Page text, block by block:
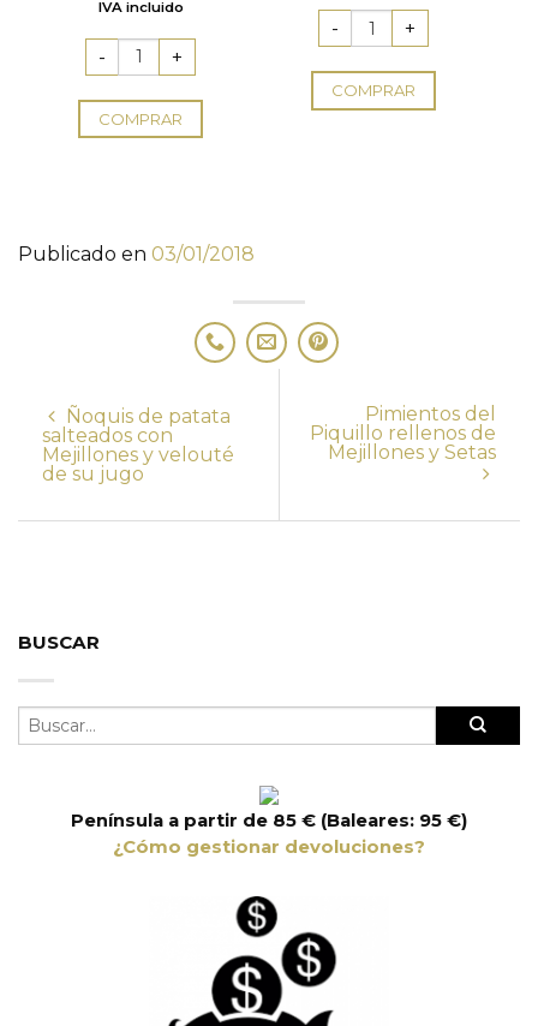
5
IVA incluido
COMPRAR
COMPRAR
Publicado en 03/01/2018
Ñoquis de patata
salteados con
Mejillones y velouté
de su jugo
Pimientos del
Piquillo rellenos de
Mejillones y Setas
BUSCAR
Península a partir de 85 € (Baleares: 95 €)
¿Cómo gestionar devoluciones?